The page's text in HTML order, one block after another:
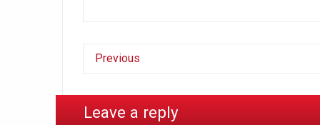
Previous
Leave a reply